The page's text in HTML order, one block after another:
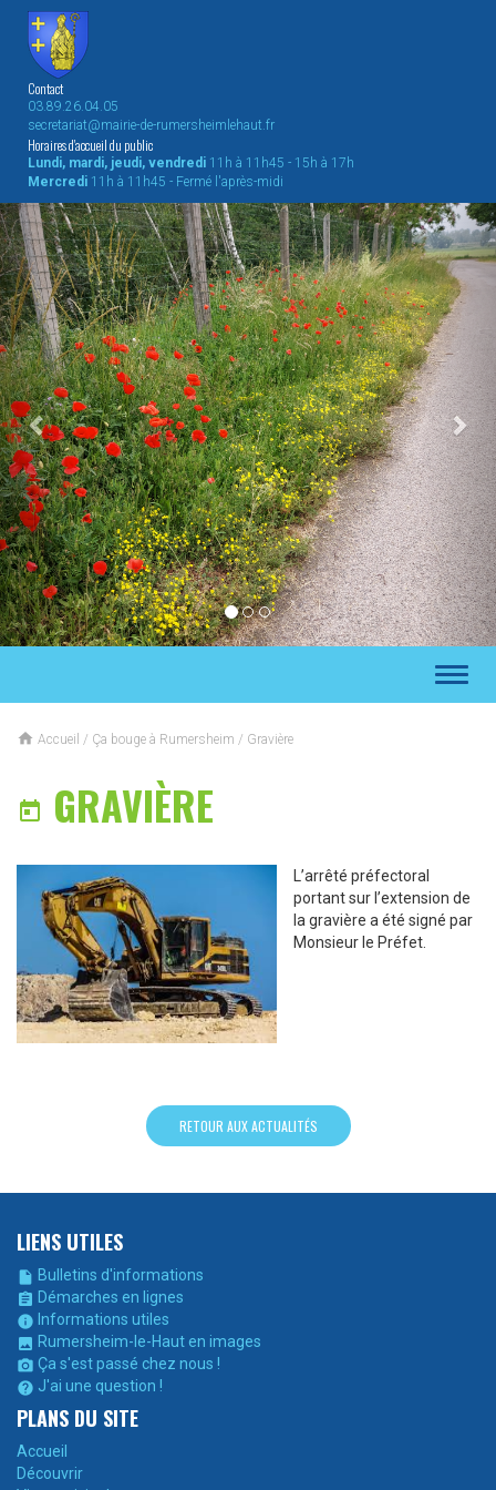
Contact
03.89.26.04.05
secretariat@mairie-de-rumersheimlehaut.fr
Horaires d'accueil du public
Lundi, mardi, jeudi, vendredi 11h à 11h45 - 15h à 17h
Mercredi 11h à 11h45 - Fermé l'après-midi
Previous
 Accueil / Ça bouge à Rumersheim / Gravière
 GRAVIÈRE
L’arrêté préfectoral
portant sur l’extension de
la gravière a été signé par
Monsieur le Préfet.
RETOUR AUX ACTUALITÉS
LIENS UTILES
 Bulletins d'informations
 Démarches en lignes
 Informations utiles
 Rumersheim-le-Haut en images
 Ça s'est passé chez nous !
 J'ai une question !
PLANS DU SITE
Accueil
Découvrir